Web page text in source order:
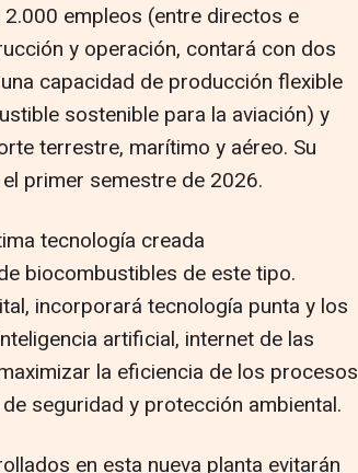
empleos (entre directos e
y operación, contará con dos
capacidad de producción flexible
sostenible para la aviación) y
terrestre, marítimo y aéreo. Su
primer semestre de 2026.
tecnología creada
biocombustibles de este tipo.
incorporará tecnología punta y los
artificial, internet de las
la eficiencia de los procesos
seguridad y protección ambiental.
en esta nueva planta evitarán